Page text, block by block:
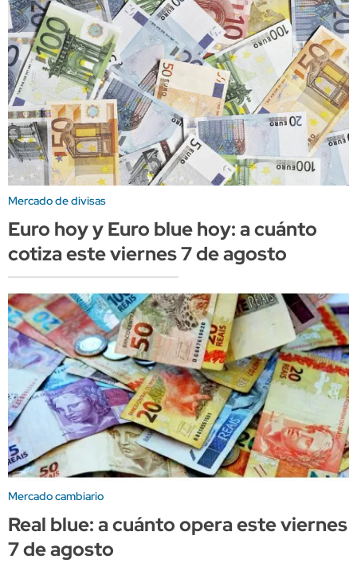
Mercado de divisas
Euro hoy y Euro blue hoy: a cuánto
cotiza este viernes 7 de agosto
Mercado cambiario
Real blue: a cuánto opera este viernes
7 de agosto